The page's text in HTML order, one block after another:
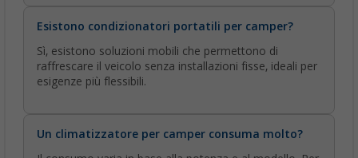
Esistono condizionatori portatili per camper?
Sì, esistono soluzioni mobili che permettono di
raffrescare il veicolo senza installazioni fisse, ideali per
esigenze più flessibili.
Un climatizzatore per camper consuma molto?